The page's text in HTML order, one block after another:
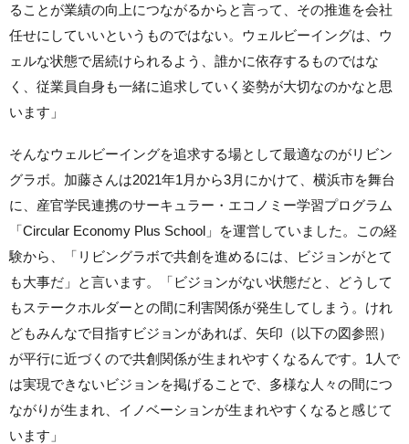
ることが業績の向上につながるからと言って、その推進を会社
任せにしていいというものではない。ウェルビーイングは、ウ
ェルな状態で居続けられるよう、誰かに依存するものではな
く、従業員自身も一緒に追求していく姿勢が大切なのかなと思
います」
そんなウェルビーイングを追求する場として最適なのがリビン
グラボ。加藤さんは2021年1月から3月にかけて、横浜市を舞台
に、産官学民連携のサーキュラー・エコノミー学習プログラム
「Circular Economy Plus School」を運営していました。この経
験から、「リビングラボで共創を進めるには、ビジョンがとて
も大事だ」と言います。「ビジョンがない状態だと、どうして
もステークホルダーとの間に利害関係が発生してしまう。けれ
どもみんなで目指すビジョンがあれば、矢印（以下の図参照）
が平行に近づくので共創関係が生まれやすくなるんです。1人で
は実現できないビジョンを掲げることで、多様な人々の間につ
ながりが生まれ、イノベーションが生まれやすくなると感じて
います」